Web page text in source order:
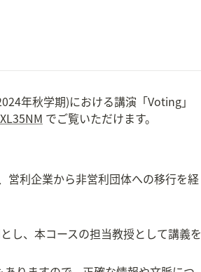
年秋学期)における講演「Voting」
でご覧いただけます。
営利企業から非営利団体への移行を経
し、本コースの担当教授として講義を